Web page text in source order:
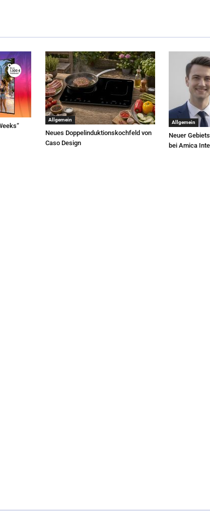
Allgemein
Neues Doppelinduktionskochfeld von
Caso Design
Allgemein
Neuer
bei Amica